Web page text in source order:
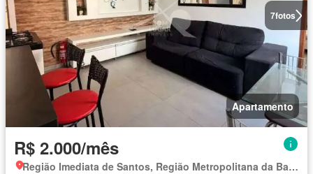
7fotos
Apartamento
R$ 2.000/mês
Região Imediata de Santos, Região Metropolitana da Baixada Santista